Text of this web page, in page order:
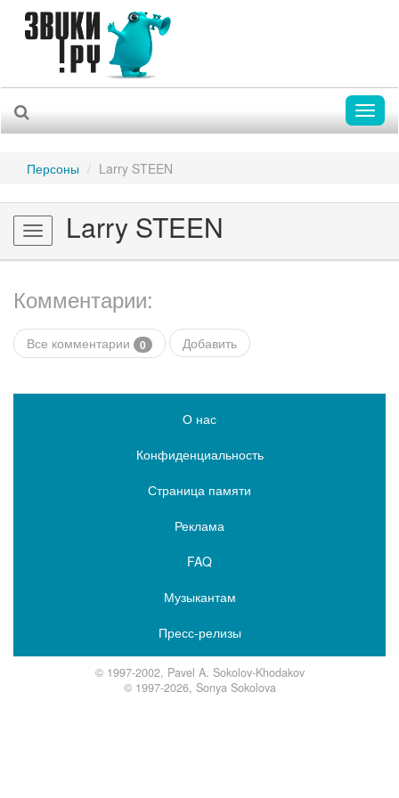
Персоны Larry STEEN
Toggle
navigation
Larry STEEN
Комментарии:
Все комментарии 0 Добавить
О нас
Конфиденциальность
Страница памяти
Реклама
FAQ
Музыкантам
Пресс-релизы
© 1997-2002, Pavel A. Sokolov-Khodakov
© 1997-2026, Sonya Sokolova